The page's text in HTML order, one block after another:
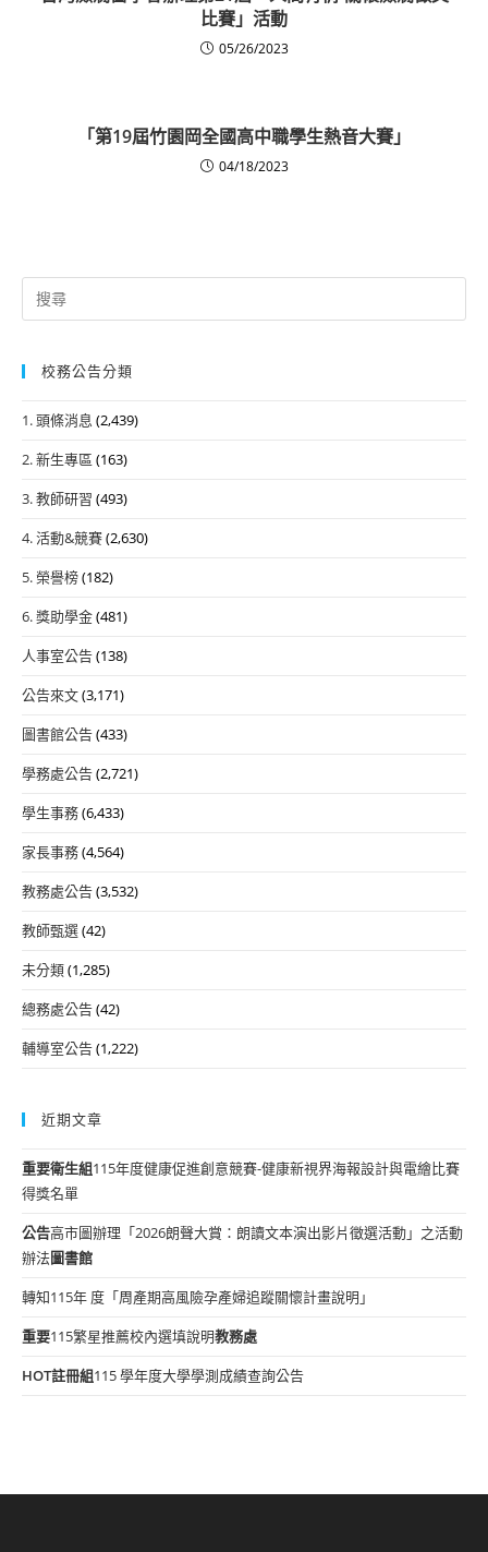
比賽」活動
05/26/2023
「第19屆竹園岡全國高中職學生熱音大賽」
04/18/2023
Search
for:
校務公告分類
1. 頭條消息 (2,439)
2. 新生專區 (163)
3. 教師研習 (493)
4. 活動&競賽(2,630)
5. 榮譽榜(182)
6. 獎助學金(481)
人事室公告(138)
公告來文(3,171)
圖書館公告(433)
學務處公告(2,721)
學生事務(6,433)
家長事務(4,564)
教務處公告(3,532)
教師甄選(42)
未分類(1,285)
總務處公告(42)
輔導室公告(1,222)
近期文章
重要衛生組115年度健康促進創意競賽-健康新視界海報設計與電繪比賽
得獎名單
公告高市圖辦理「2026朗聲大賞：朗讀文本演出影片徵選活動」之活動
辦法圖書館
轉知115年 度「周產期高風險孕產婦追蹤關懷計畫說明」
重要115繁星推薦校內選填說明教務處
HOT註冊組115 學年度大學學測成績查詢公告